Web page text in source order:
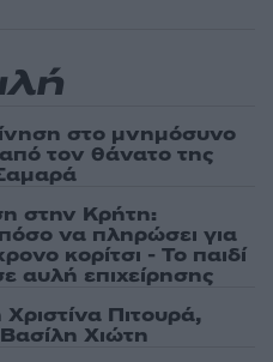
στο μνημόσυνο
τον θάνατο της
στην Κρήτη:
να πληρώσει για
κορίτσι - Το παιδί
αυλή επιχείρησης
Πιτουρά,
Χιώτη